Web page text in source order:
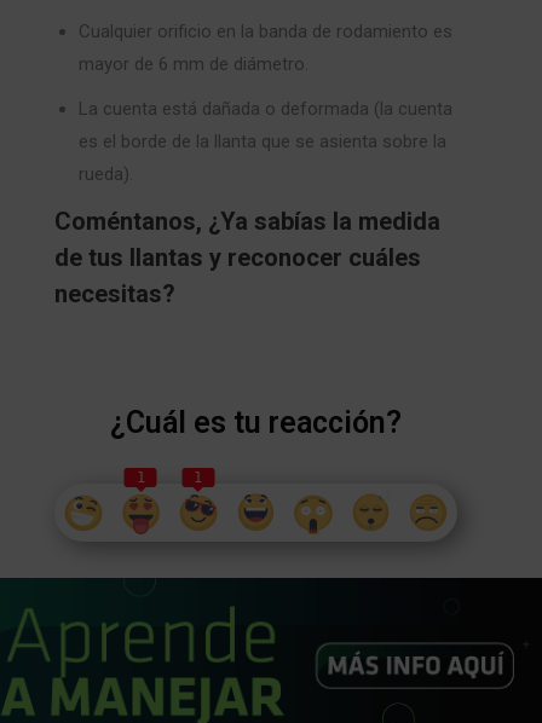
Cualquier orificio en la banda de rodamiento es
mayor de 6 mm de diámetro.
La cuenta está dañada o deformada (la cuenta
es el borde de la llanta que se asienta sobre la
rueda).
Coméntanos, ¿Ya sabías la medida
de tus llantas y reconocer cuáles
necesitas?
¿Cuál es tu reacción?
1 1